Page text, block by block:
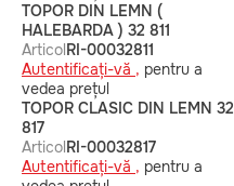
TOPOR DIN LEMN (
HALEBARDA ) 32 811
ArticolRI-00032811
Autentificați-vă , pentru a
vedea prețul
TOPOR CLASIC DIN LEMN 32
817
ArticolRI-00032817
Autentificați-vă , pentru a